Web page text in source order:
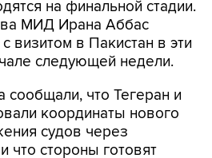
на финальной стадии.
МИД Ирана Аббас
визитом в Пакистан в эти
следующей недели.
что Тегеран и
координаты нового
судов через
что стороны готовят